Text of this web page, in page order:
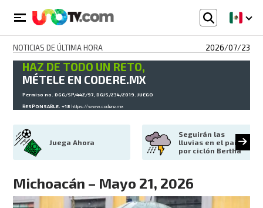
NOTICIAS DE ÚLTIMA HORA 2026/07/23
HAZ DE TODO UN RETO,
MÉTELE EN CODERE.MX
Permiso no. DGG/SP/442/97, DGJS/234/2019. JUEGO
RESPONSABLE. +18https://www.codere.mx
Juega Ahora
Seguirán las
lluvias en el país
por ciclón Bertha
Michoacán – Mayo 21, 2026